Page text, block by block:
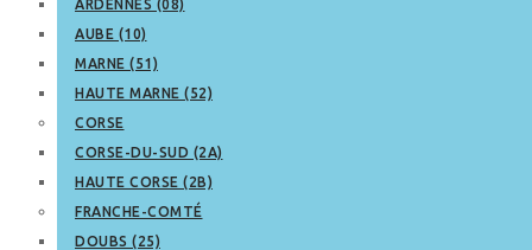
ARDENNES (08)
AUBE (10)
MARNE (51)
HAUTE MARNE (52)
CORSE
CORSE-DU-SUD (2A)
HAUTE CORSE (2B)
FRANCHE-COMTÉ
DOUBS (25)